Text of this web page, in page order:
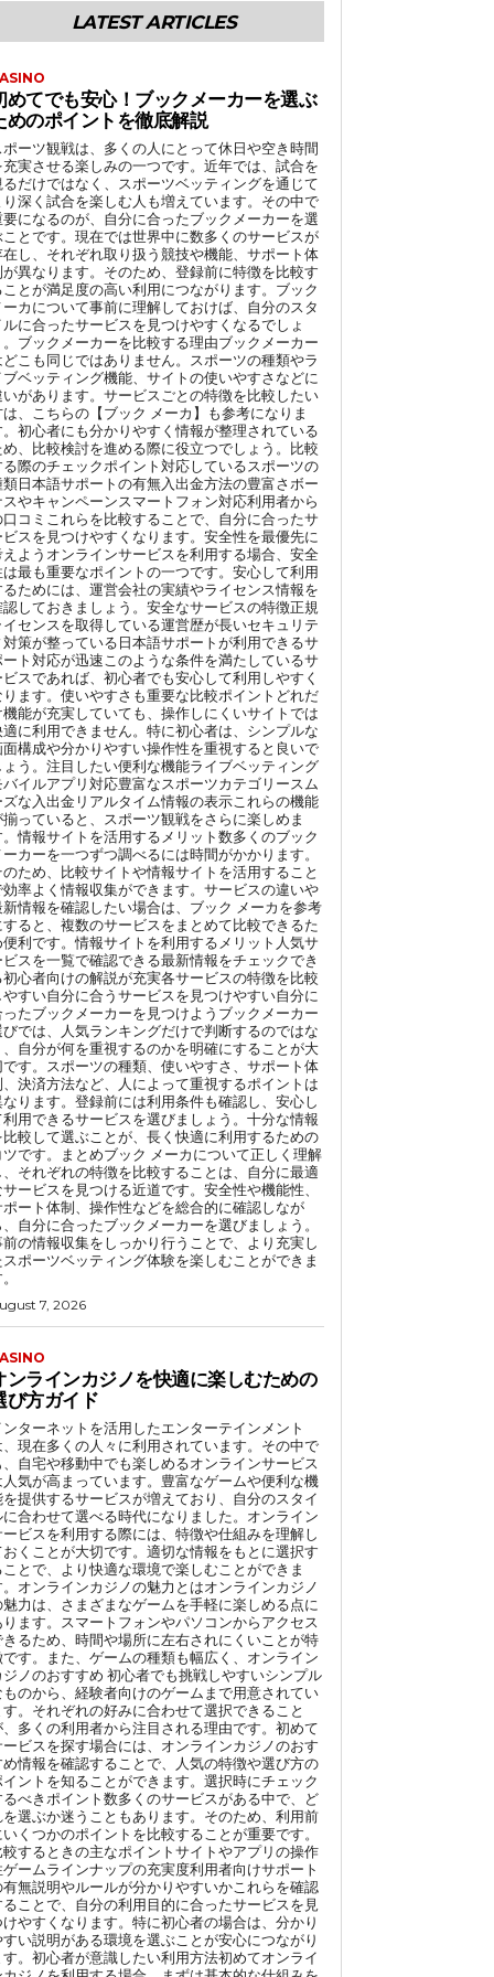
LATEST ARTICLES
めてでも安心！ブックメーカーを選ぶ
めのポイントを徹底解説
ポーツ観戦は、多くの人にとって休日や空き時間
充実させる楽しみの一つです。近年では、試合を
るだけではなく、スポーツベッティングを通じて
り深く試合を楽しむ人も増えています。その中で
要になるのが、自分に合ったブックメーカーを選
ことです。現在では世界中に数多くのサービスが
在し、それぞれ取り扱う競技や機能、サポート体
が異なります。そのため、登録前に特徴を比較す
ことが満足度の高い利用につながります。ブック
ーカについて事前に理解しておけば、自分のスタ
ルに合ったサービスを見つけやすくなるでしょ
。ブックメーカーを比較する理由ブックメーカー
どこも同じではありません。スポーツの種類やラ
ブベッティング機能、サイトの使いやすさなどに
いがあります。サービスごとの特徴を比較したい
は、こちらの【ブック メーカ】も参考になりま
。初心者にも分かりやすく情報が整理されている
め、比較検討を進める際に役立つでしょう。比較
る際のチェックポイント対応しているスポーツの
類日本語サポートの有無入出金方法の豊富さボー
スやキャンペーンスマートフォン対応利用者から
口コミこれらを比較することで、自分に合ったサ
ビスを見つけやすくなります。安全性を最優先に
えようオンラインサービスを利用する場合、安全
は最も重要なポイントの一つです。安心して利用
るためには、運営会社の実績やライセンス情報を
認しておきましょう。安全なサービスの特徴正規
イセンスを取得している運営歴が長いセキュリテ
対策が整っている日本語サポートが利用できるサ
ート対応が迅速このような条件を満たしているサ
ビスであれば、初心者でも安心して利用しやすく
ります。使いやすさも重要な比較ポイントどれだ
機能が充実していても、操作しにくいサイトでは
適に利用できません。特に初心者は、シンプルな
面構成や分かりやすい操作性を重視すると良いで
ょう。注目したい便利な機能ライブベッティング
バイルアプリ対応豊富なスポーツカテゴリースム
ズな入出金リアルタイム情報の表示これらの機能
揃っていると、スポーツ観戦をさらに楽しめま
。情報サイトを活用するメリット数多くのブック
ーカーを一つずつ調べるには時間がかかります。
のため、比較サイトや情報サイトを活用すること
効率よく情報収集ができます。サービスの違いや
新情報を確認したい場合は、ブック メーカを参考
すると、複数のサービスをまとめて比較できるた
便利です。情報サイトを利用するメリット人気サ
ビスを一覧で確認できる最新情報をチェックでき
初心者向けの解説が充実各サービスの特徴を比較
やすい自分に合うサービスを見つけやすい自分に
ったブックメーカーを見つけようブックメーカー
びでは、人気ランキングだけで判断するのではな
、自分が何を重視するのかを明確にすることが大
です。スポーツの種類、使いやすさ、サポート体
、決済方法など、人によって重視するポイントは
なります。登録前には利用条件も確認し、安心し
利用できるサービスを選びましょう。十分な情報
比較して選ぶことが、長く快適に利用するための
ツです。まとめブック メーカについて正しく理解
、それぞれの特徴を比較することは、自分に最適
サービスを見つける近道です。安全性や機能性、
ポート体制、操作性などを総合的に確認しなが
、自分に合ったブックメーカーを選びましょう。
前の情報収集をしっかり行うことで、より充実し
スポーツベッティング体験を楽しむことができま
7, 2026
ンラインカジノを快適に楽しむための
び方ガイド
ンターネットを活用したエンターテインメント
、現在多くの人々に利用されています。その中で
、自宅や移動中でも楽しめるオンラインサービス
人気が高まっています。豊富なゲームや便利な機
を提供するサービスが増えており、自分のスタイ
に合わせて選べる時代になりました。オンライン
ービスを利用する際には、特徴や仕組みを理解し
おくことが大切です。適切な情報をもとに選択す
ことで、より快適な環境で楽しむことができま
。オンラインカジノの魅力とはオンラインカジノ
魅力は、さまざまなゲームを手軽に楽しめる点に
ります。スマートフォンやパソコンからアクセス
きるため、時間や場所に左右されにくいことが特
です。また、ゲームの種類も幅広く、オンライン
ジノのおすすめ 初心者でも挑戦しやすいシンプル
ものから、経験者向けのゲームまで用意されてい
す。それぞれの好みに合わせて選択できること
、多くの利用者から注目される理由です。初めて
ービスを探す場合には、オンラインカジノのおす
め情報を確認することで、人気の特徴や選び方の
イントを知ることができます。選択時にチェック
るべきポイント数多くのサービスがある中で、ど
を選ぶか迷うこともあります。そのため、利用前
いくつかのポイントを比較することが重要です。
較するときの主なポイントサイトやアプリの操作
ゲームラインナップの充実度利用者向けサポート
有無説明やルールが分かりやすいかこれらを確認
ることで、自分の利用目的に合ったサービスを見
けやすくなります。特に初心者の場合は、分かり
すい説明がある環境を選ぶことが安心につながり
す。初心者が意識したい利用方法初めてオンライ